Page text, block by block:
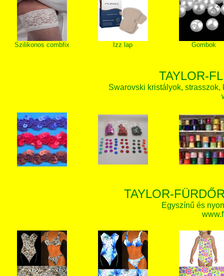
Szilikonos combfix Izz lap Gombok
TAYLOR-
Swarovski kristályok,
TAYLOR-
Egyszínű és